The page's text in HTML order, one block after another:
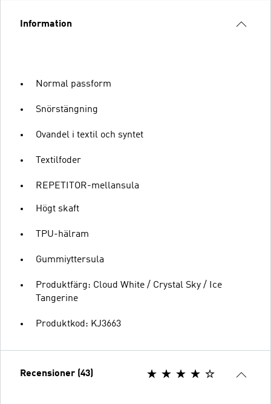
Information
Normal passform
Snörstängning
Ovandel i textil och syntet
Textilfoder
REPETITOR-mellansula
Högt skaft
TPU-hälram
Gummiyttersula
Produktfärg: Cloud White / Crystal Sky / Ice
Tangerine
Produktkod: KJ3663
Recensioner (43)